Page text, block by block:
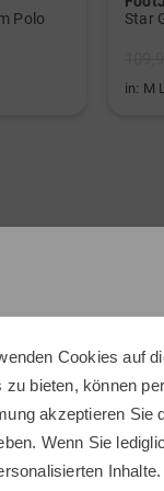
Polo
Star
in: M
Cookies auf
zu bieten, können
akzeptieren Sie
Wenn Sie